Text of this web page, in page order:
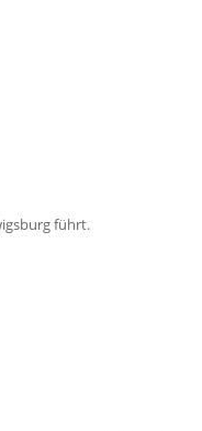
führt.